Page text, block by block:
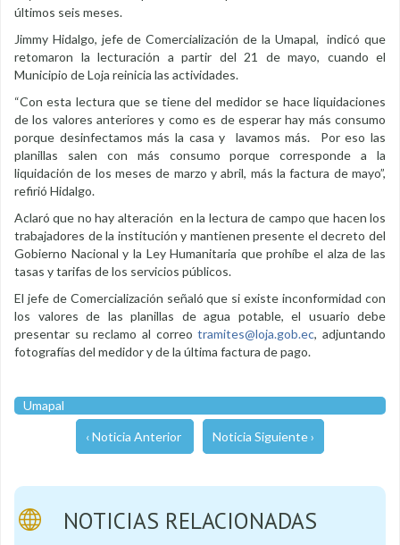
últimos seis meses.
Jimmy Hidalgo, jefe de Comercialización de la Umapal, indicó que
retomaron la lecturación a partir del 21 de mayo, cuando el
Municipio de Loja reinicia las actividades.
“Con esta lectura que se tiene del medidor se hace liquidaciones
de los valores anteriores y como es de esperar hay más consumo
porque desinfectamos más la casa y lavamos más. Por eso las
planillas salen con más consumo porque corresponde a la
liquidación de los meses de marzo y abril, más la factura de mayo”,
refirió Hidalgo.
Aclaró que no hay alteración en la lectura de campo que hacen los
trabajadores de la institución y mantienen presente el decreto del
Gobierno Nacional y la Ley Humanitaria que prohíbe el alza de las
tasas y tarifas de los servicios públicos.
El jefe de Comercialización señaló que si existe inconformidad con
los valores de las planillas de agua potable, el usuario debe
presentar su reclamo al correotramites@loja.gob.ec, adjuntando
fotografías del medidor y de la última factura de pago.
Umapal
‹ Noticia Anterior Noticia Siguiente ›
NOTICIAS RELACIONADAS